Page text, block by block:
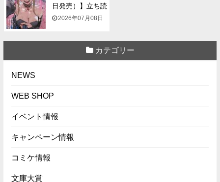
日発売）】立ち読
み...2026年07月08日
カテゴリー
NEWS
WEB SHOP
イベント情報
キャンペーン情報
コミケ情報
文庫大賞